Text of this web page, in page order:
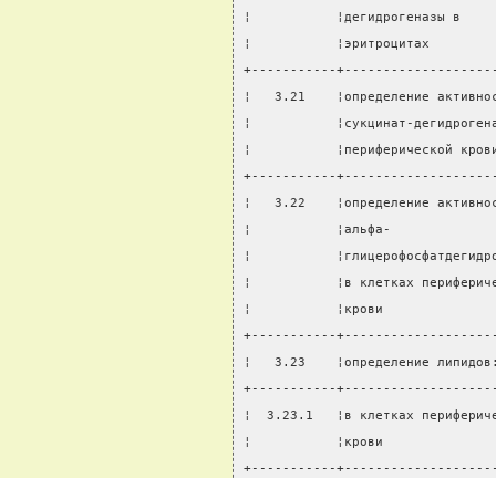
¦
¦           ¦эритроцитах
+-----------
¦   3.21    ¦определение
¦           ¦сукцинат-
¦
+-----------
¦   3.22    ¦определение
¦           ¦альфа-
¦
¦           ¦в клетках
¦           ¦крови
+-----------
¦   3.23    ¦определение
+-----------
¦  3.23.1   ¦в клетках
¦           ¦крови
+-----------